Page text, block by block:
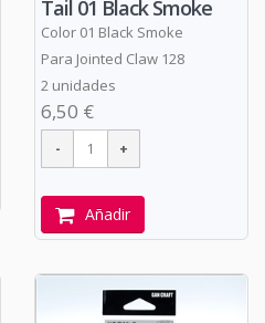
Tail 01 Black Smoke
Color 01 Black Smoke
Para Jointed Claw 128
2 unidades
6,50 €
Añadir